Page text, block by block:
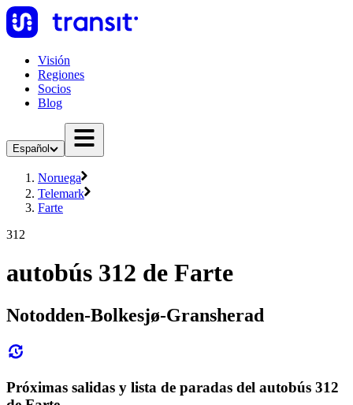
Visión
Regiones
Socios
Blog
Español
Noruega
Telemark
Farte
312
autobús 312 de Farte
Notodden-Bolkesjø-Gransherad
Próximas salidas y lista de paradas del autobús 312